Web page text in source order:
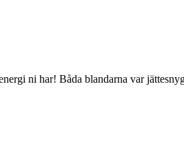
ni har! Båda blandarna var